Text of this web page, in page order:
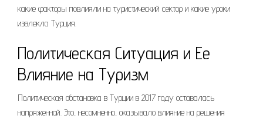
какие факторы повлияли на туристический сектор и какие уроки
извлекла Турция.
Политическая Ситуация и Ее
Влияние на Туризм
Политическая обстановка в Турции в 2017 году оставалась
напряженной. Это, несомненно, оказывало влияние на решения